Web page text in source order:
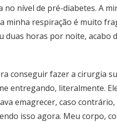
no nível de pré-diabetes. A
minha respiração é muito
duas horas por noite,
conseguir fazer a cirurgia
entregando, literalmente.
emagrecer, caso
isso agora. Meu corpo,